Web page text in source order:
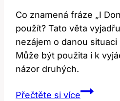
Co znamená fráze „I
použít? Tato věta
nezájem o danou
Může být použita i k
názor druhých.
Přečtěte si víceI